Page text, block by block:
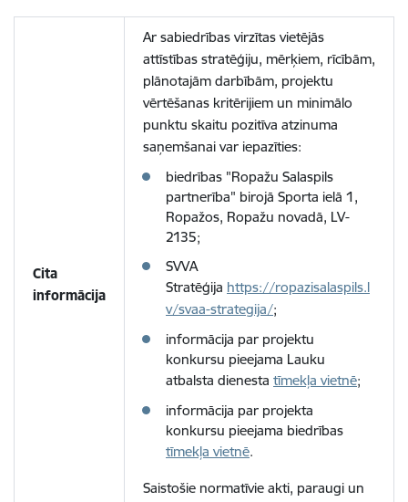
Cita
informācija
Ar sabiedrības virzītas vietējās
attīstības stratēģiju, mērķiem, rīcībām,
plānotajām darbībām, projektu
vērtēšanas kritērijiem un minimālo
punktu skaitu pozitīva atzinuma
saņemšanai var iepazīties:
biedrības "Ropažu Salaspils
partnerība" birojā Sporta ielā 1,
Ropažos, Ropažu novadā, LV-
2135;
SVVA
Stratēģija https://ropazisalaspils.l
v/svaa-strategija/;
informācija par projektu
konkursu pieejama Lauku
atbalsta dienesta tīmekļa vietnē;
informācija par projekta
konkursu pieejama biedrības
tīmekļa vietnē.
Saistošie normatīvie akti, paraugi un